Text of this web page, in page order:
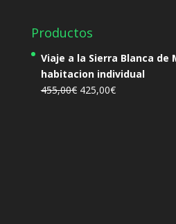
Productos
Viaje a la Sierra Blanca de
habitacion individual
455,00€ El
425,00€El